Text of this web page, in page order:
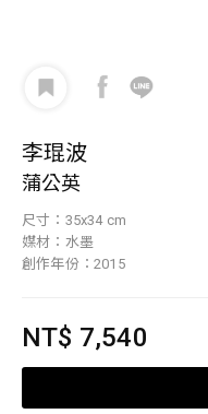
李琨波
蒲公英
尺寸：35x34 cm
媒材：水墨
創作年份：2015
NT$ 7,540